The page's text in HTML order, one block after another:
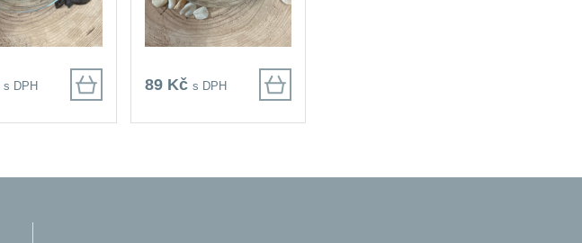
s DPH 89 Kč s DPH